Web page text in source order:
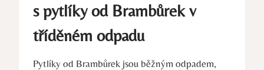
s pytlíky od Brambůrek v
tříděném odpadu
Pytlíky od Brambůrek jsou běžným odpadem,